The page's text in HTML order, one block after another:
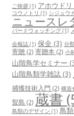
ご挨拶 (1) アホウドリ
コウノトリ (1) シジュウ
ニュースレ
バードウォッチング (1)
会報誌 (1) 保全 (3) 分
寄贈 (2) 寄贈本 (2) 小
山階鳥学セミナー
山階鳥類学雑誌 (3)
捕獲技術入門 (2) 構造
聟島 (2) 蔵書
鳥類のデザイン (1) 鳥